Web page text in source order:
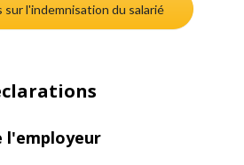
sur l'indemnisation du salarié
l'employeur